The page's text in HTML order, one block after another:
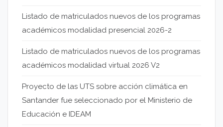
Listado de matriculados nuevos de los programas
académicos modalidad presencial 2026-2
Listado de matriculados nuevos de los programas
académicos modalidad virtual 2026 V2
Proyecto de las UTS sobre acción climática en
Santander fue seleccionado por el Ministerio de
Educación e IDEAM